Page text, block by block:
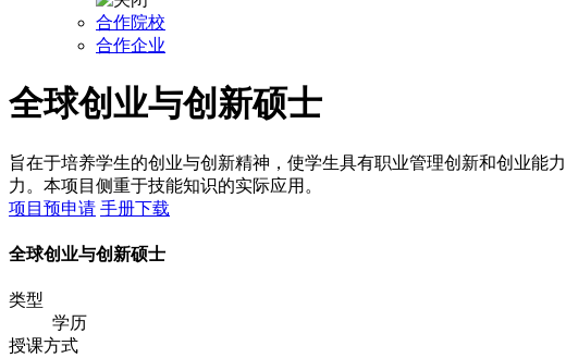
合作院校
合作企业
全球创业与创新硕士
旨在于培养学生的创业与创新精神，使学生具有职业管理创新和创业
力。本项目侧重于技能知识的实际应用。
项目预申请 手册下载
全球创业与创新硕士
类型
学历
授课方式